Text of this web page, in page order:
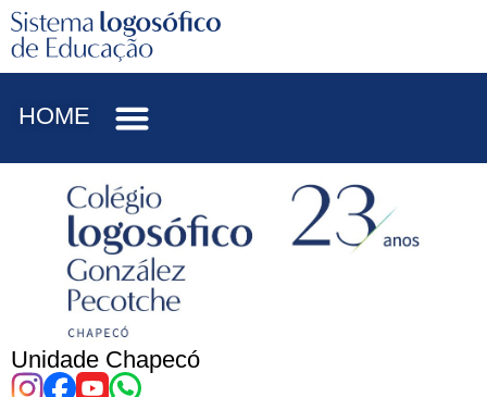
HOME
Unidade Chapecó